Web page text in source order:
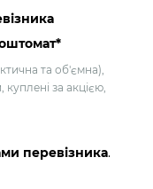
та об'ємна),
за акцією,
перевізника.